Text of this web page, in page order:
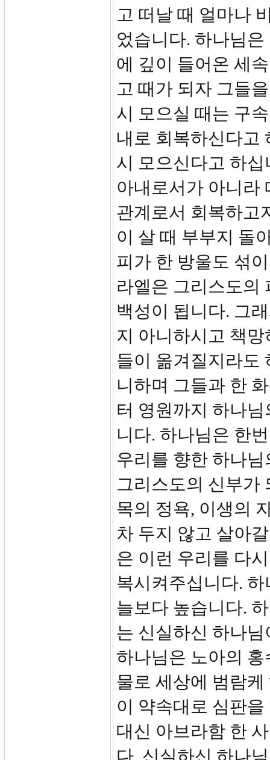
고 떠날 때 얼마나
었습니다. 하나님
에 깊이 들어온 세
고 때가 되자 그들
시 모으실 때는 구
내로 회복하신다고
시 모으신다고 하
아내로서가 아니라
관계로서 회복하고
이 살 때 부부지 돌
피가 한 방울도 섞
라엘은 그리스도의
백성이 됩니다. 그
지 아니하시고 책
들이 옮겨질지라도
니하며 그들과 한
터 영원까지 하나
니다. 하나님은 한
우리를 향한 하나
그리스도의 신부가
목의 정욕, 이생의
차 두지 않고 살아
은 이런 우리를 다
복시켜주십니다.
늘보다 높습니다.
는 신실하신 하나
하나님은 노아의
물로 세상에 범람
이 약속대로 심판
대신 아브라함 한
다. 신실하신 하나